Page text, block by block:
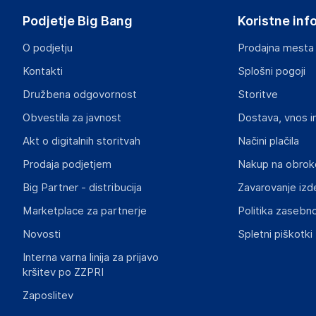
https://www.logitech.com/en-eu
Gospodarski subjekt s sedežem v EU, ki zagotavlja
Catharijnesingel 47, 3511GC Utrecht
The Netherlands
Podjetje Big Bang
O podjetju
Kontakti
Družbena odgovornost
Obvestila za javnost
Akt o digitalnih storitvah
Prodaja podjetjem
Big Partner - distribucija
Marketplace za partnerje
Novosti
Interna varna linija za prijavo
kršitev po ZZPRI
Zaposlitev
Koristne
Prodajna mesta
Splošni pogoji
Storitve
Dostava, vnos
Načini plačila
Nakup na
Zavarovanje
Politika
Spletni piškotki